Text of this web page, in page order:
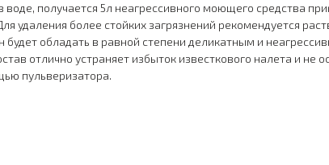
получается 5л неагрессивного моющего средства
удаления более стойких загрязнений рекомендуется
обладать в равной степени деликатным и
отлично устраняет избыток известкового налета и не
пульверизатора.